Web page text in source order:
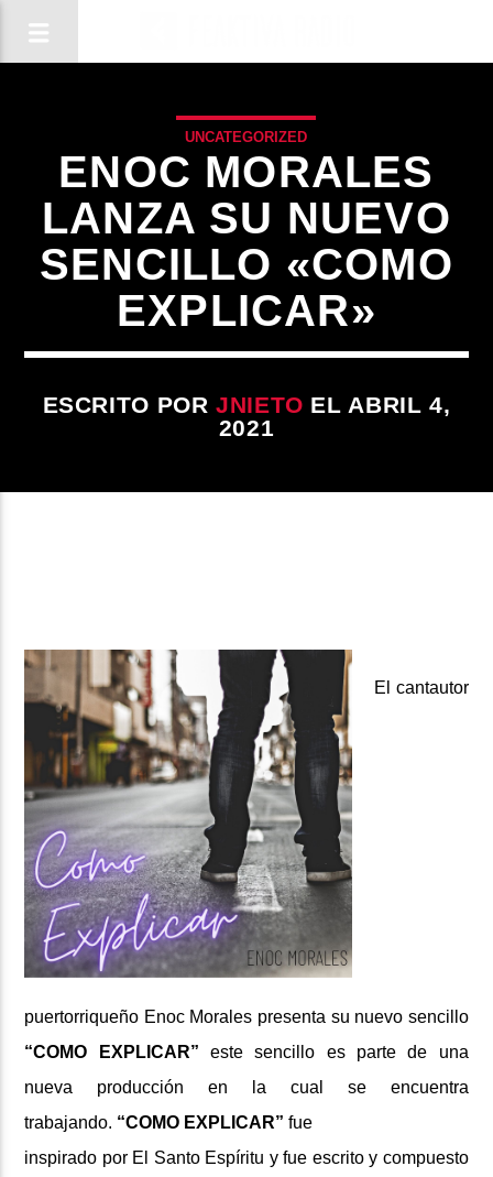
UNCATEGORIZED
ENOC MORALES
LANZA SU NUEVO
SENCILLO «COMO
EXPLICAR»
ESCRITO PORJNIETO EL ABRIL 4,
2021
El cantautor
puertorriqueño Enoc Morales presenta su nuevo sencillo
“COMO EXPLICAR” este sencillo es parte de una
nueva producción en la cual se encuentra
trabajando. “COMO EXPLICAR” fue
inspirado por El Santo Espíritu y fue escrito y compuesto